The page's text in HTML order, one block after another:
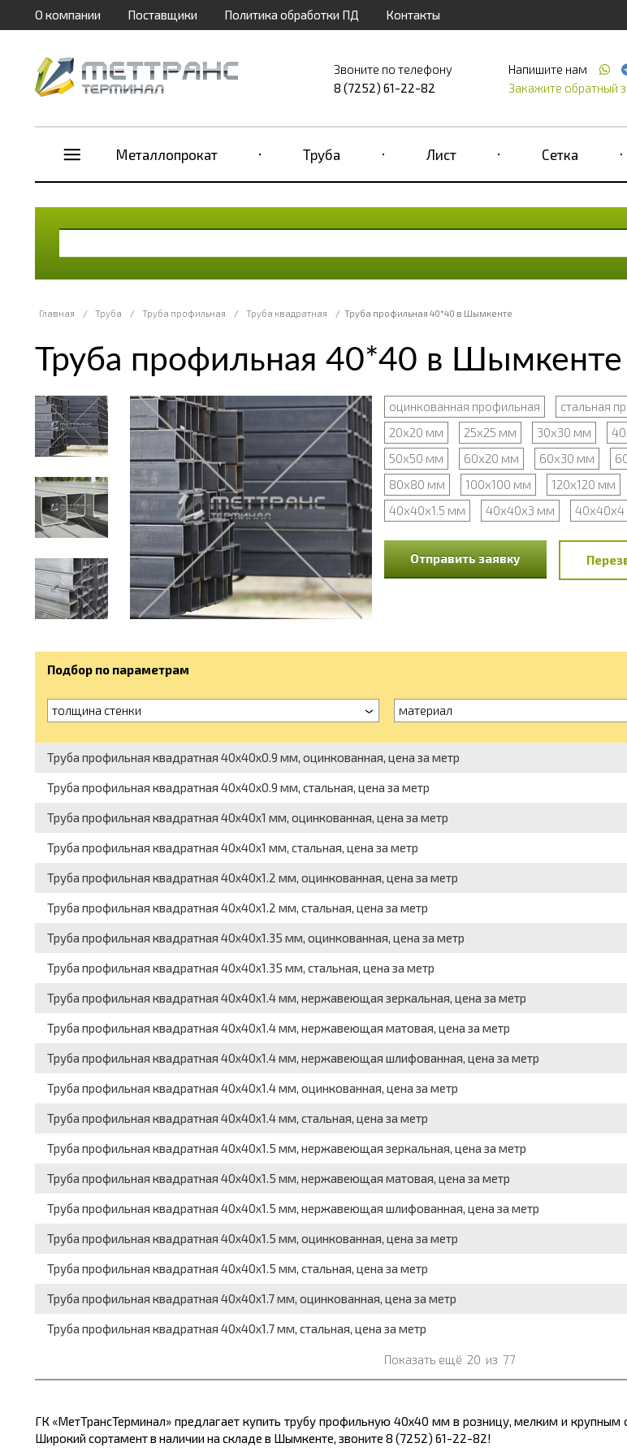
О компании Поставщики Политика обработки ПД Контакты
Звоните по телефону
8 (7252) 61-22-82
Напишите нам
Закажите обратный
Металлопрокат Труба Лист Сетка
Главная / Труба / Труба профильная / Труба квадратная / Труба профильная 40*40 в Шымкенте
Труба профильная 40*40 в Шымкенте
оцинкованная профильная стальная
20х20 мм
25х25 мм 30х30 мм
50х50 мм
60х20 мм 60х30 мм
80х80 мм
100х100 мм 120х120 мм
40х40х1.5 мм
40х40х3 мм
Отправить заявку
Подбор по параметрам
толщина стенки материал
Труба профильная квадратная 40x40x0.9 мм, оцинкованная, цена за метр
Труба профильная квадратная 40x40x0.9 мм, стальная, цена за метр
Труба профильная квадратная 40x40x1 мм, оцинкованная, цена за метр
Труба профильная квадратная 40x40x1 мм, стальная, цена за метр
Труба профильная квадратная 40x40x1.2 мм, оцинкованная, цена за метр
Труба профильная квадратная 40x40x1.2 мм, стальная, цена за метр
Труба профильная квадратная 40x40x1.35 мм, оцинкованная, цена за метр
Труба профильная квадратная 40x40x1.35 мм, стальная, цена за метр
Труба профильная квадратная 40x40x1.4 мм, нержавеющая зеркальная, цена за метр
Труба профильная квадратная 40x40x1.4 мм, нержавеющая матовая, цена за метр
Труба профильная квадратная 40x40x1.4 мм, нержавеющая шлифованная, цена за метр
Труба профильная квадратная 40x40x1.4 мм, оцинкованная, цена за метр
Труба профильная квадратная 40x40x1.4 мм, стальная, цена за метр
Труба профильная квадратная 40x40x1.5 мм, нержавеющая зеркальная, цена за метр
Труба профильная квадратная 40x40x1.5 мм, нержавеющая матовая, цена за метр
Труба профильная квадратная 40x40x1.5 мм, нержавеющая шлифованная, цена за метр
Труба профильная квадратная 40x40x1.5 мм, оцинкованная, цена за метр
Труба профильная квадратная 40x40x1.5 мм, стальная, цена за метр
Труба профильная квадратная 40x40x1.7 мм, оцинкованная, цена за метр
Труба профильная квадратная 40x40x1.7 мм, стальная, цена за метр
Показать ещё 20 из 77
ГК «МетТрансТерминал» предлагает купить трубу профильную 40х40 мм в розницу, мелким и
Широкий сортамент в наличии на складе в Шымкенте, звоните 8 (7252) 61-22-82!